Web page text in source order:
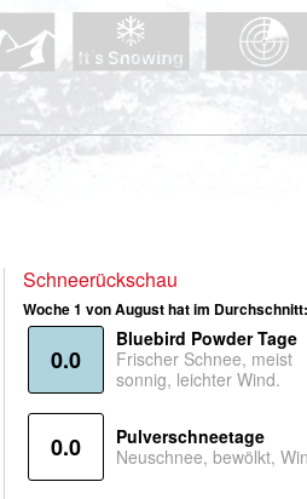
Schneerückschau
Woche 1 von August hat im Durchschnitt:
0.0
Bluebird Powder Tage
Frischer Schnee, meist
sonnig, leichter Wind.
0.0
Pulverschneetage
Neuschnee, bewölkt,